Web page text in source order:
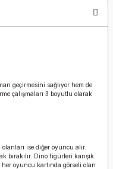
geçirmesini sağlıyor hem de
çalışmaları 3 boyutlu olarak
ise diğer oyuncu alır.
bırakılır. Dino figürleri karışık
oyuncu kartında görseli olan